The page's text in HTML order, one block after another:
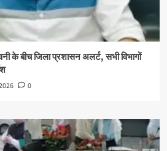
के बीच जिला प्रशासन अलर्ट, सभी विभागों
0